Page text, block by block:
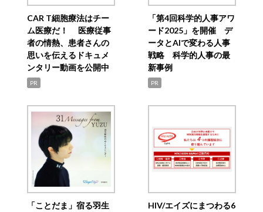
CAR T細胞療法はチー
ム医療だ！ 医療従事
者の情熱、患者さんの
思いを伝えるドキュメ
ンタリー動画を公開中
PR
「第4回科学的人事アワ
ード2025」を開催 デ
ータとAIで変わる人事
戦略 科学的人事の最
新事例
PR
「ことだま」宿る羽生
HIV/エイズにまつわる6